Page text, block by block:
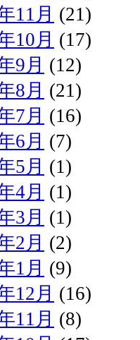
11月 (21)
10月 (17)
9月 (12)
8月 (21)
7月 (16)
6月 (7)
5月 (1)
4月 (1)
3月 (1)
2月 (2)
1月 (9)
12月 (16)
11月 (8)